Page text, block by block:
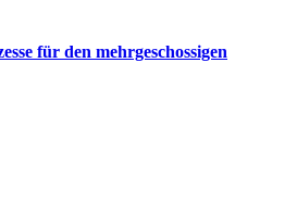
für den mehrgeschossigen